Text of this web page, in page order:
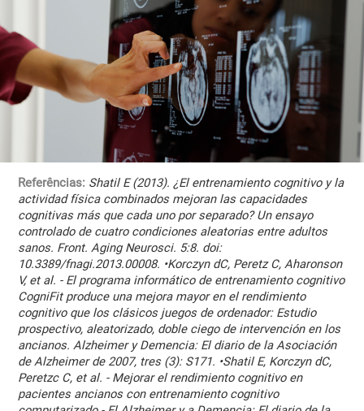
Referências: Shatil E (2013). ¿El entrenamiento cognitivo y la
actividad física combinados mejoran las capacidades
cognitivas más que cada uno por separado? Un ensayo
controlado de cuatro condiciones aleatorias entre adultos
sanos. Front. Aging Neurosci. 5:8. doi:
10.3389/fnagi.2013.00008. •Korczyn dC, Peretz C, Aharonson
V, et al. - El programa informático de entrenamiento cognitivo
CogniFit produce una mejora mayor en el rendimiento
cognitivo que los clásicos juegos de ordenador: Estudio
prospectivo, aleatorizado, doble ciego de intervención en los
ancianos. Alzheimer y Demencia: El diario de la Asociación
de Alzheimer de 2007, tres (3): S171. •Shatil E, Korczyn dC,
Peretzc C, et al. - Mejorar el rendimiento cognitivo en
pacientes ancianos con entrenamiento cognitivo